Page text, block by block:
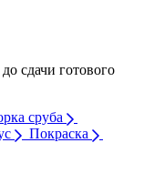
сдачи готового
сруба
Покраска